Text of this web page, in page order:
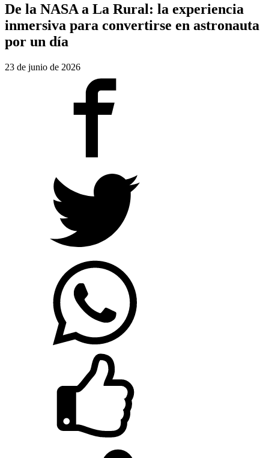
De la NASA a La Rural: la experiencia
inmersiva para convertirse en astronauta
por un día
23 de junio de 2026